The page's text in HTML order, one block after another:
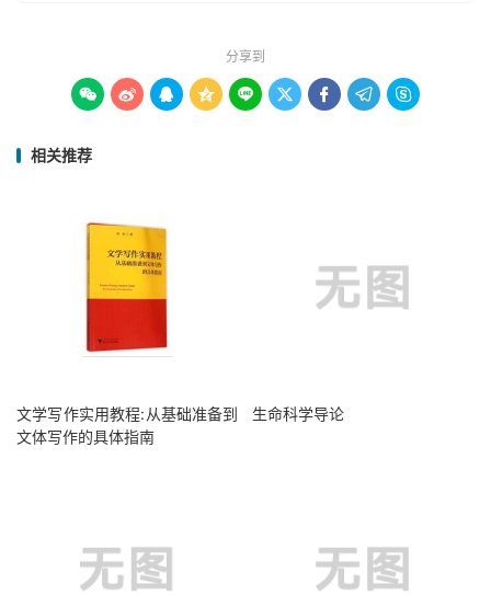
分享到
        
相关推荐
文学写作实用教程:从基础准备到
文体写作的具体指南
生命科学导论